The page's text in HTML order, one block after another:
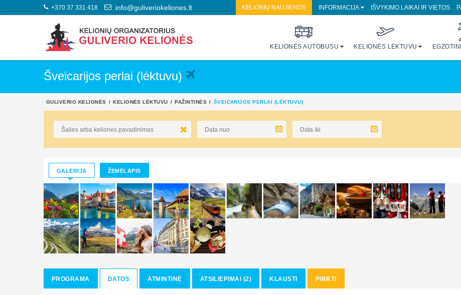
+370 37 331 418 info@guliveriokeliones.lt KELIONIŲ NAUJIENOS INFORMACIJA IŠVYKIMO LAIKAI IR VIETOS
KELIONĖS AUTOBUSU KELIONĖS LĖKTUVU
Šveicarijos perlai (lėktuvu)
GULIVERIO KELIONĖS KELIONĖS LĖKTUVU PAŽINTINĖS ŠVEICARIJOS PERLAI (LĖKTUVU)
GALERIJA ŽEMĖLAPIS
PROGRAMA DATOS ATMINTINĖ ATSILIEPIMAI (2) KLAUSTI PIRKTI